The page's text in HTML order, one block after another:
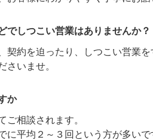
でしつこい営業はありませんか？
契約を迫ったり、しつこい営業を
さいませ。
か
ご相談されます。
に平均２～３回という方が多いで